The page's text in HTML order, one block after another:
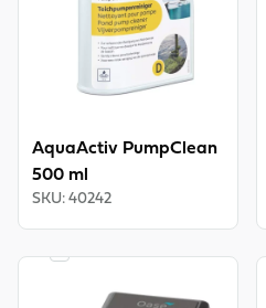
AquaActiv PumpClean
500 ml
SKU: 40242
OASE